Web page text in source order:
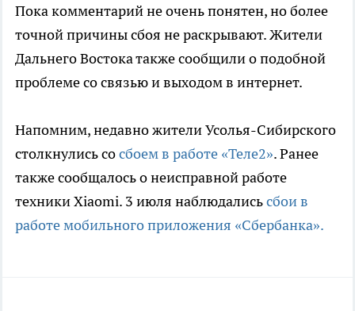
Пока комментарий не очень понятен, но более
точной причины сбоя не раскрывают. Жители
Дальнего Востока также сообщили о подобной
проблеме со связью и выходом в интернет.
Напомним, недавно жители Усолья-Сибирского
столкнулись сосбоем в работе «Теле2». Ранее
также сообщалось о неисправной работе
техники Xiaomi. 3 июля наблюдалисьсбои в
работе мобильного приложения «Сбербанка».